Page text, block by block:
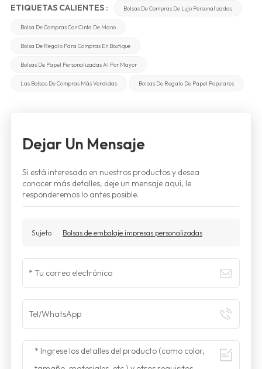
ETIQUETAS CALIENTES : Bolsas De Compras De Lujo Personalizadas
Bolsa De Compras Con Cinta De Mano
Bolsa De Regalo Para Compras En Boutique
Bolsas De Papel Personalizadas Al Por Mayor
Las Bolsas De Compras Más Vendidas Bolsas De Regalo De Papel Populares
Dejar Un Mensaje
Si está interesado en nuestros productos y desea
conocer más detalles, deje un mensaje aquí, le
responderemos lo antes posible.
Sujeto : Bolsas de embalaje impresas personalizadas